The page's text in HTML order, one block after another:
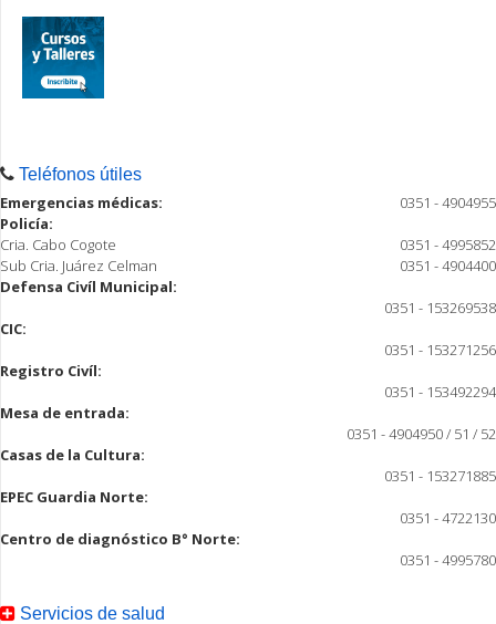
Teléfonos útiles
Emergencias médicas:
0351 - 4904955
Policía:
Cria. Cabo Cogote
0351 - 4995852
Sub Cria. Juárez Celman
0351 - 4904400
Defensa Civíl Municipal:
0351 - 153269538
CIC:
0351 - 153271256
Registro Civíl:
0351 - 153492294
Mesa de entrada:
0351 - 4904950 / 51 / 52
Casas de la Cultura:
0351 - 153271885
EPEC Guardia Norte:
0351 - 4722130
Centro de diagnóstico B° Norte:
0351 - 4995780
Servicios de salud